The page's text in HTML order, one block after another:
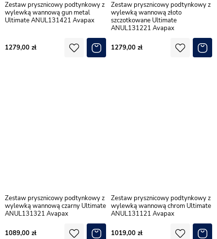
Zestaw prysznicowy podtynkowy z
wylewką wannową gun metal
Ultimate ANUL131421 Avapax
1279,00
Zestaw prysznicowy podtynkowy z
wylewką wannową złoto
szczotkowane Ultimate
ANUL131221 Avapax
1279,00
Zestaw prysznicowy podtynkowy z
wylewką wannową czarny Ultimate
ANUL131321 Avapax
1089,00
Zestaw prysznicowy podtynkowy z
wylewką wannową chrom Ultimate
ANUL131121 Avapax
1019,00